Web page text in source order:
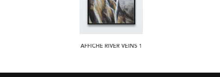
AFFICHE RIVER VEINS 1